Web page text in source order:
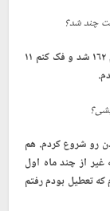
چند شد؟
کنکور ۱۰ کشور و ۶ منطقه دو شدم. تو علوم پایه نمره ام ۱۶۲ شد و فک کنم ۱۱
رو شروع کردم. هم
ماه انترنی هم به غیر از چند ماه اول
تعطیل بودم رفتم